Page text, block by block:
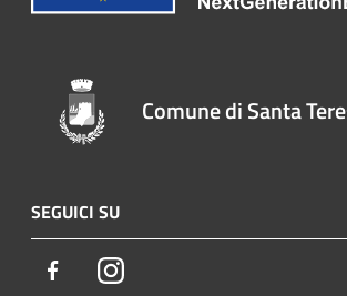
Comune di Santa
SEGUICI SU
FacebookInstagram